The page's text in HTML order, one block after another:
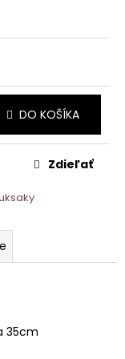
DO KOŠÍKA
Zdieľať